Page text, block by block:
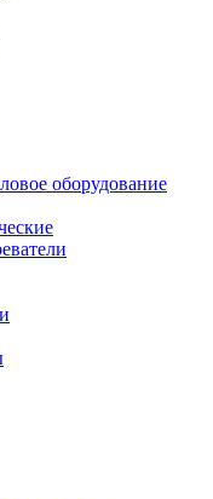
оборудование